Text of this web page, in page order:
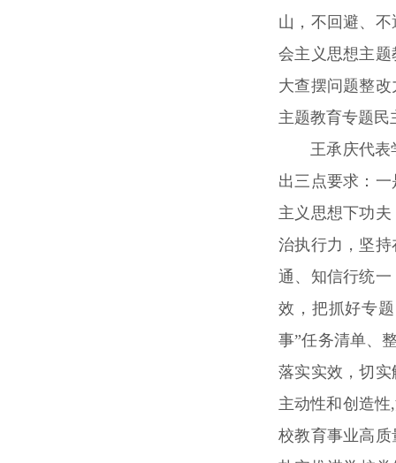
山，不回避、
会主义思想主
大查摆问题整
主题教育专题民
王承庆代表
出三点要求：
主义思想下功
治执行力，坚
通、知信行统
效，把抓好专
事”任务清单、
落实实效，切
主动性和创造
校教育事业高